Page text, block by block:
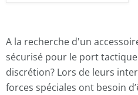
A la recherche d'un
sécurisé pour le port
discrétion? Lors de leurs
forces spéciales ont besoin